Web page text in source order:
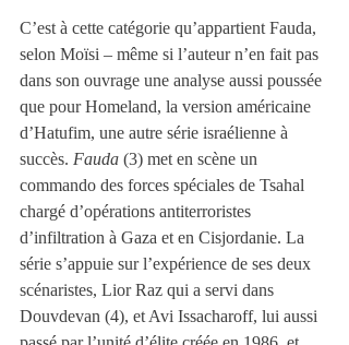
C’est à cette catégorie qu’appartient Fauda,
selon Moïsi – même si l’auteur n’en fait pas
dans son ouvrage une analyse aussi poussée
que pour Homeland, la version américaine
d’Hatufim, une autre série israélienne à
succès. Fauda (3) met en scène un
commando des forces spéciales de Tsahal
chargé d’opérations antiterroristes
d’infiltration à Gaza et en Cisjordanie. La
série s’appuie sur l’expérience de ses deux
scénaristes, Lior Raz qui a servi dans
Douvdevan (4), et Avi Issacharoff, lui aussi